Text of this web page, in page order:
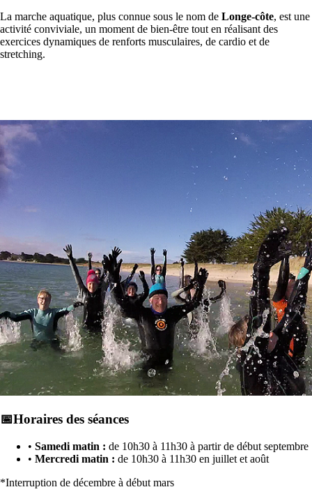
La marche aquatique, plus connue sous le nom de Longe-côte, est une
activité conviviale, un moment de bien-être tout en réalisant des
exercices dynamiques de renforts musculaires, de cardio et de
stretching.
📅Horaires des séances
• Samedi matin : de 10h30 à 11h30 à partir de début septembre
• Mercredi matin : de 10h30 à 11h30 en juillet et août
*Interruption de décembre à début mars